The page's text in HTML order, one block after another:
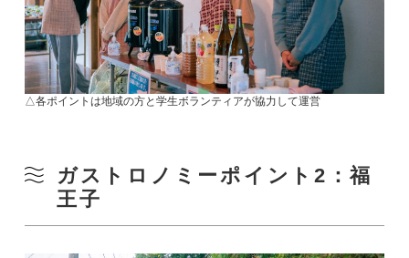
△各ポイントは地域の方と学生ボランティアが協力して運営
ガストロノミーポイント2：福
王子